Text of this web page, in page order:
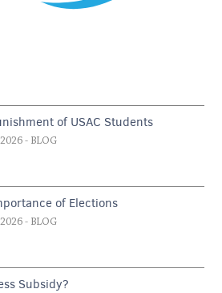
of USAC Students
- BLOG
of Elections
- BLOG
Subsidy?